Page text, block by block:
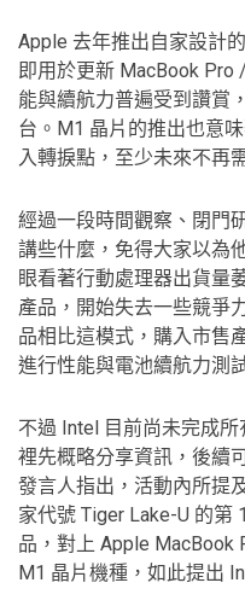
Apple 去年推出自家設計
即用於更新 MacBook
能與續航力普遍受到讚賞
台。M1 晶片的推出也意
入轉捩點，至少未來不再
經過一段時間觀察、閉門
講些什麼，免得大家以為
眼看著行動處理器出貨量
產品，開始失去一些競爭
品相比這模式，購入市售
進行性能與電池續航力測
不過 Intel 目前尚未完成
裡先概略分享資訊，後續
發言人指出，活動內所提
家代號 Tiger Lake-U 的第
品，對上 Apple MacBook
M1 晶片機種，如此提出